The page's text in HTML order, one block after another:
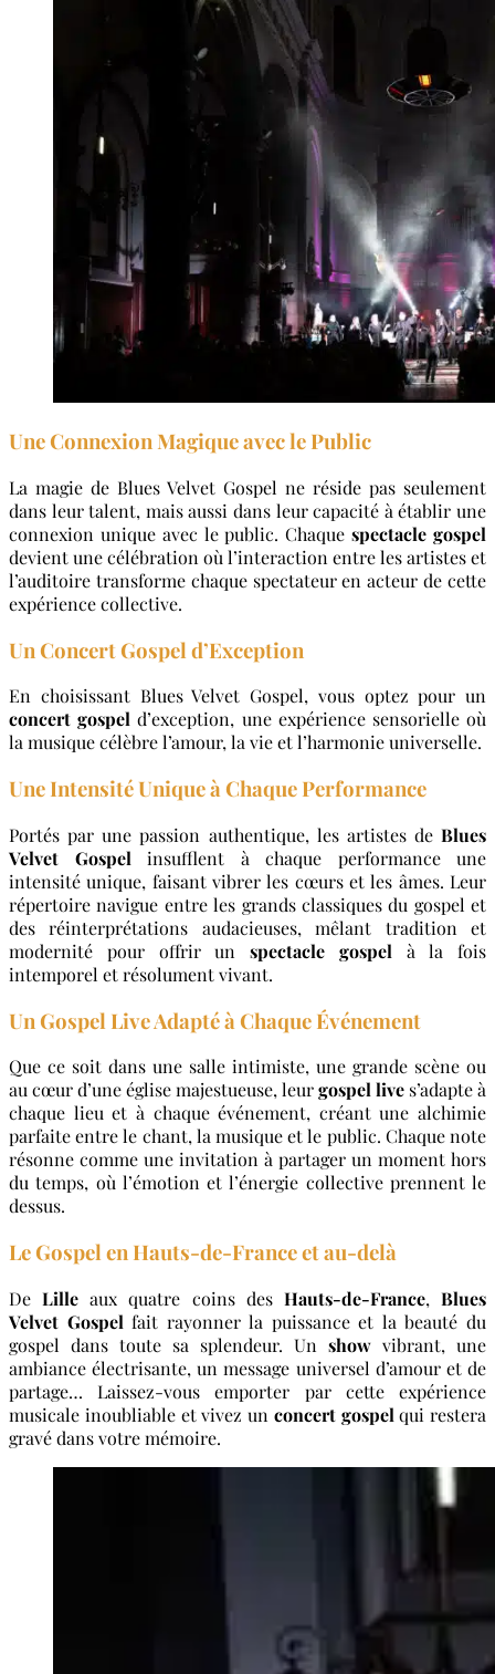
Une Connexion Magique avec le Public
La magie de Blues Velvet Gospel ne réside pas seulement
dans leur talent, mais aussi dans leur capacité à établir une
connexion unique avec le public. Chaquespectacle gospel
devient une célébration où l’interaction entre les artistes et
l’auditoire transforme chaque spectateur en acteur de cette
expérience collective.
Un Concert Gospel d’Exception
En choisissant Blues Velvet Gospel, vous optez pour un
concert gospel d’exception, une expérience sensorielle où
la musique célèbre l’amour, la vie et l’harmonie universelle.
Une Intensité Unique à Chaque Performance
Portés par une passion authentique, les artistes de Blues
Velvet Gospel insufflent à chaque performance une
intensité unique, faisant vibrer les cœurs et les âmes. Leur
répertoire navigue entre les grands classiques du gospel et
des réinterprétations audacieuses, mêlant tradition et
modernité pour offrir un spectacle gospel à la fois
intemporel et résolument vivant.
Un Gospel Live Adapté à Chaque Événement
Que ce soit dans une salle intimiste, une grande scène ou
au cœur d’une église majestueuse, leurgospel live s’adapte à
chaque lieu et à chaque événement, créant une alchimie
parfaite entre le chant, la musique et le public. Chaque note
résonne comme une invitation à partager un moment hors
du temps, où l’émotion et l’énergie collective prennent le
dessus.
Le Gospel en Hauts-de-France et au-delà
DeLille aux quatre coins des Hauts-de-France,Blues
Velvet Gospel fait rayonner la puissance et la beauté du
gospel dans toute sa splendeur. Un show vibrant, une
ambiance électrisante, un message universel d’amour et de
partage… Laissez-vous emporter par cette expérience
musicale inoubliable et vivez un concert gospel qui restera
gravé dans votre mémoire.